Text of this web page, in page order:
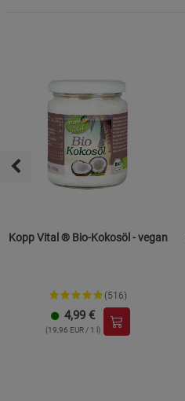
Kopp Vital ® Bio-Kokosöl - vegan
(516)
4,99 €
(19,96 EUR / 1 l)